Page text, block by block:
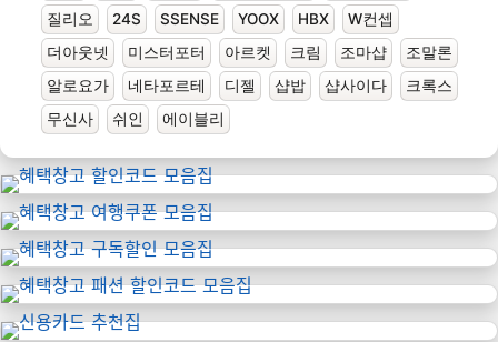
질리오
24S SSENSE YOOX HBX
W컨셉
더아웃넷
미스터포터 아르켓 크림 조마샵
조말론
알로요가
네타포르테 디젤 샵밥 샵사이다
크록스
무신사
쉬인 에이블리